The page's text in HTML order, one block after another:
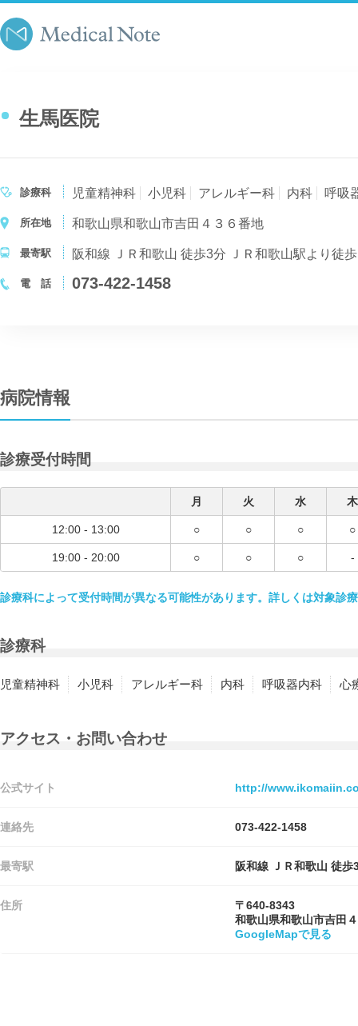
生馬医院
診療科 児童精神科 小児科 アレルギー科 内科 呼吸
所在地 和歌山県和歌山市吉田４３６番地
最寄駅 阪和線 ＪＲ和歌山 徒歩3分 ＪＲ和歌山駅より徒
電 話 073-422-1458
病院情報
診療受付時間
月 火 水 木
12:00 - 13:00 ○ ○ ○ ○
19:00 - 20:00 ○ ○ ○ -
診療科によって受付時間が異なる可能性があります。詳しくは対象診
診療科
児童精神科 小児科 アレルギー科 内科 呼吸器内科 心
アクセス・お問い合わせ
公式サイト http://
連絡先 073-422-1458
最寄駅 阪和線 ＪＲ和歌山 徒
住所
〒640-8343
和歌山県和歌山市吉田
GoogleMapで見る